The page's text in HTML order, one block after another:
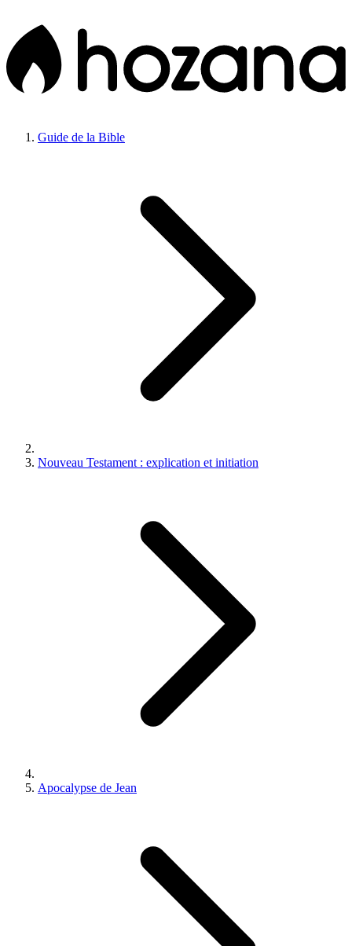
Guide de la Bible
Nouveau Testament : explication et initiation
Apocalypse de Jean